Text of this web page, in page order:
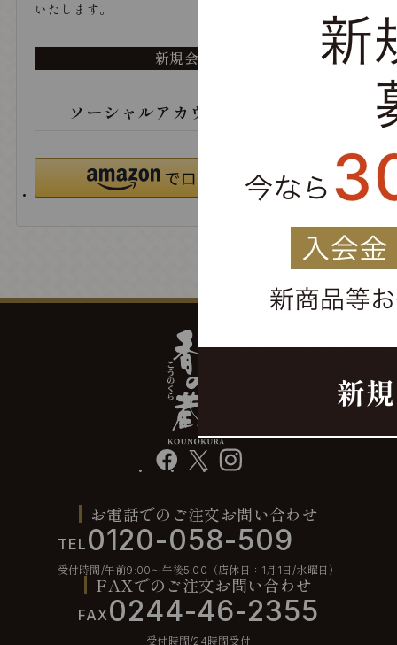
いたします。
新規会員登録
ソーシャルアカウントでログイン
facebook instagram
お電話でのご注文お問い合わせ
TEL 0120-058-509
受付時間/午前9:00〜午後5:00（店休日：1月1日/水曜日）
FAXでのご注文お問い合わせ
FAX0244-46-2355
受付時間/24時間受付